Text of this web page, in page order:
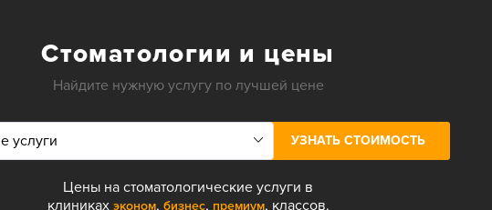
Стоматологии и цены
Найдите нужную услугу по лучшей цене
УЗНАТЬ СТОИМОСТЬ
Цены на стоматологические услуги в
клиниках эконом, бизнес, премиум, классов.